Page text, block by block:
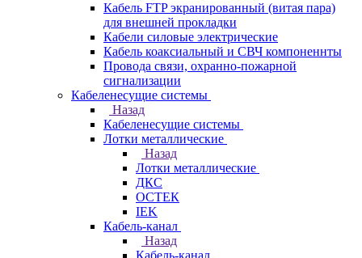
Кабель FTP экранированный (витая пара)
для внешней прокладки
Кабели силовые электрические
Кабель коаксиальный и СВЧ компоненнты
Провода связи, охранно-пожарной
сигнализации
Кабеленесущие системы
Назад
Кабеленесущие системы
Лотки металлические
Назад
Лотки металлические
ДКС
ОСТЕК
IEK
Кабель-канал
Назад
Кабель-канал